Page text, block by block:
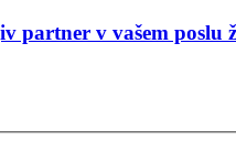
partner v vašem poslu